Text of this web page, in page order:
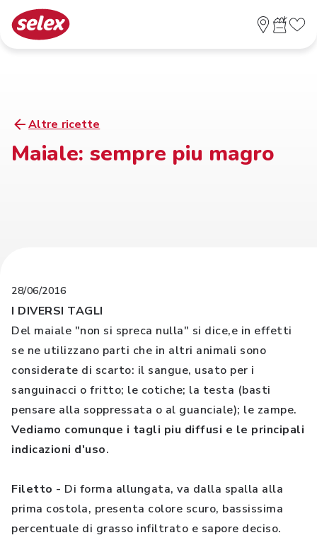
Altre ricette
Maiale: sempre piu magro
28/06/2016
I DIVERSI TAGLI
Del maiale "non si spreca nulla" si dice,e in effetti
se ne utilizzano parti che in altri animali sono
considerate di scarto: il sangue, usato per i
sanguinacci o fritto; le cotiche; la testa (basti
pensare alla soppressata o al guanciale); le zampe.
Vediamo comunque i tagli piu diffusi e le principali
indicazioni d'uso.
Filetto - Di forma allungata, va dalla spalla alla
prima costola, presenta colore scuro, bassissima
percentuale di grasso infiltrato e sapore deciso.